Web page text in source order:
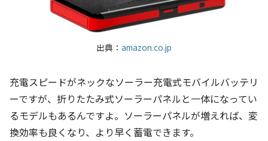
出典： amazon.co.jp
充電スピードがネックなソーラー充電式モバイルバッテリ
ーですが、折りたたみ式ソーラーパネルと一体になってい
るモデルもあるんですよ。ソーラーパネルが増えれば、変
換効率も良くなり、より早く蓄電できます。